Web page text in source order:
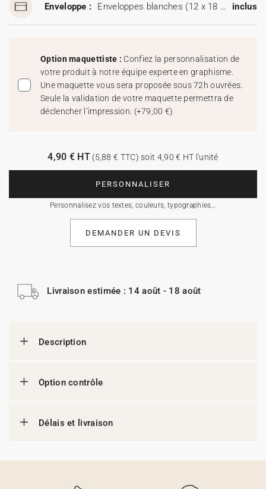
Enveloppe : Enveloppes blanches (12 x 18 cm) inclus
Option maquettiste : Confiez la personnalisation de
votre produit à notre équipe experte en graphisme.
Une maquette vous sera proposée sous 72h ouvrées.
Seule la validation de votre maquette permettra de
déclencher l’impression. (+79,00 €)
PERSONNALISER
Personnalisez vos textes, couleurs, typographies…
4,90 € HT(5,88 € TTC) soit 4,90 € HT l'unité
DEMANDER UN DEVIS
Livraison estimée : 14 août - 18 août
Description
Option contrôle
Délais et livraison